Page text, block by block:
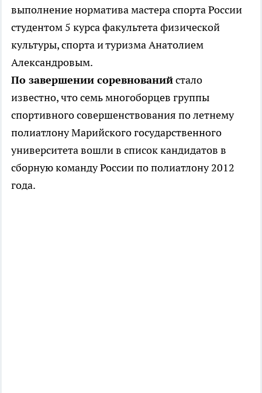
выполнение норматива мастера спорта России
студентом 5 курса факультета физической
культуры, спорта и туризма Анатолием
Александровым.
По завершении соревнованийстало
известно, что семь многоборцев группы
спортивного совершенствования по летнему
полиатлону Марийского государственного
университета вошли в список кандидатов в
сборную команду России по полиатлону 2012
года.